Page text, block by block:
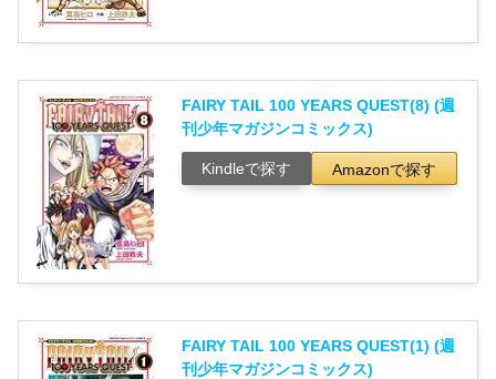
FAIRY TAIL 100 YEARS QUEST(8) (週
刊少年マガジンコミックス)
Kindleで探す Amazonで探す
FAIRY TAIL 100 YEARS QUEST(1) (週
刊少年マガジンコミックス)